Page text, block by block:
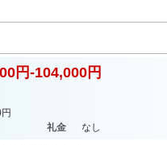
円-104,000円
礼金 なし